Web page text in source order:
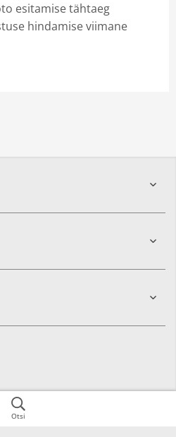
Otsi
esitamise tähtaeg
hindamise viimane